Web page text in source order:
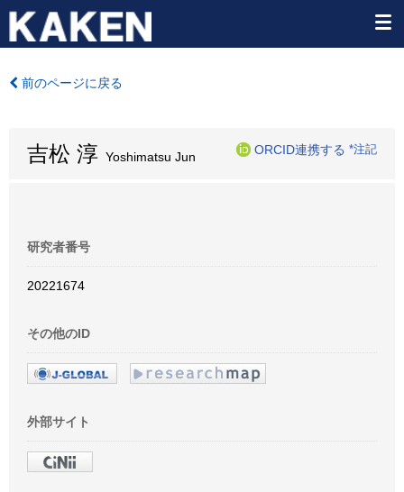
前のページに戻る
吉松 淳 Yoshimatsu Jun
ORCID連携する *注記
研究者番号
20221674
その他のID
外部サイト